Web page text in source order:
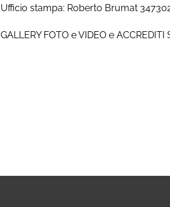
Ufficio stampa: Roberto Brumat
GALLERY FOTO e VIDEO e ACCREDITI